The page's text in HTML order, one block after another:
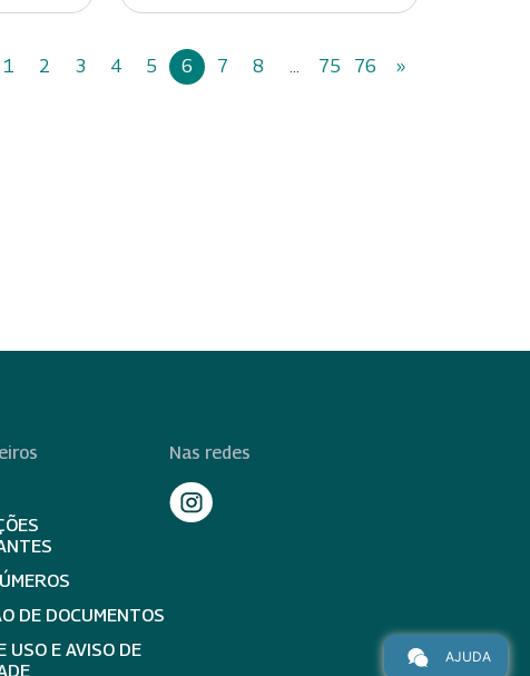
1 2 3 4 5 6 7 8 ... 75 76 »
DE DOCUMENTOS
USO E AVISO DE
Nas redes
AJUDA